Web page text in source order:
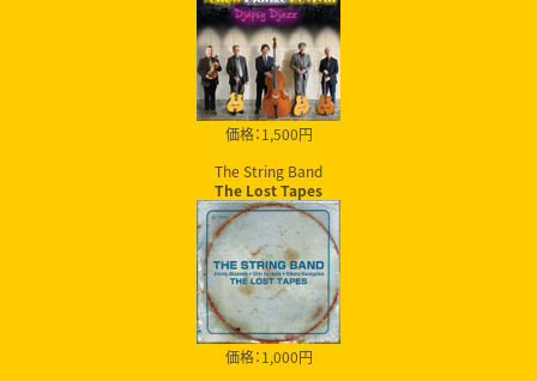
価格：1,500円
The String Band
The Lost Tapes
価格：1,000円